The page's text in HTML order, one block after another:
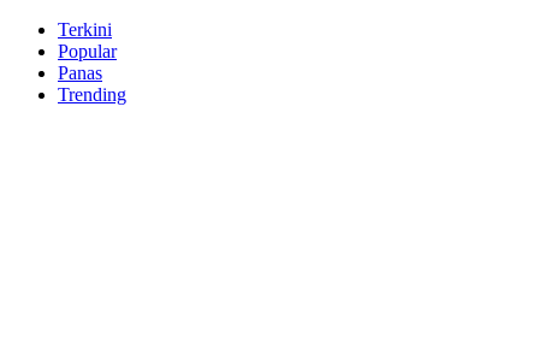
Terkini
Popular
Panas
Trending